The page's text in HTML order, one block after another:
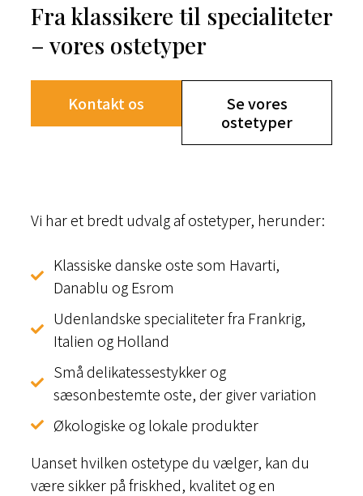
Fra klassikere til specialiteter
– vores ostetyper
Kontakt os
Se vores
ostetyper
Vi har et bredt udvalg af ostetyper, herunder:
Klassiske danske oste som Havarti,
Danablu og Esrom
Udenlandske specialiteter fra Frankrig,
Italien og Holland
Små delikatessestykker og
sæsonbestemte oste, der giver variation
Økologiske og lokale produkter
Uanset hvilken ostetype du vælger, kan du
være sikker på friskhed, kvalitet og en